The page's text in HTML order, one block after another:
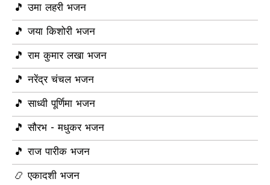
🎵 उमा लहरी भजन
🎵 जया किशोरी भजन
🎵 राम कुमार लखा भजन
🎵 नरेंद्र चंचल भजन
🎵 साध्वी पूर्णिमा भजन
🎵 सौरभ - मधुकर भजन
🎵 राज पारीक भजन
📿 एकादशी भजन